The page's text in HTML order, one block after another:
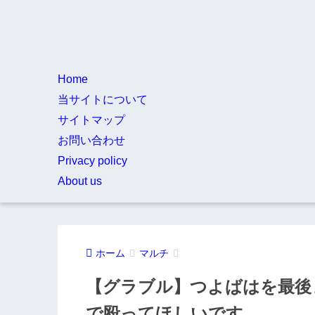
Home
当サイトについて
サイトマップ
お問い合わせ
Privacy policy
About us
ホーム マルチ
【グラブル】つよばはを最